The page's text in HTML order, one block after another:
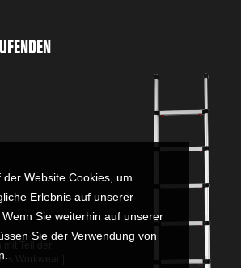
Website Cookies, um
Erlebnis auf unserer
Sie weiterhin auf unserer
Sie der Verwendung von
Workwear